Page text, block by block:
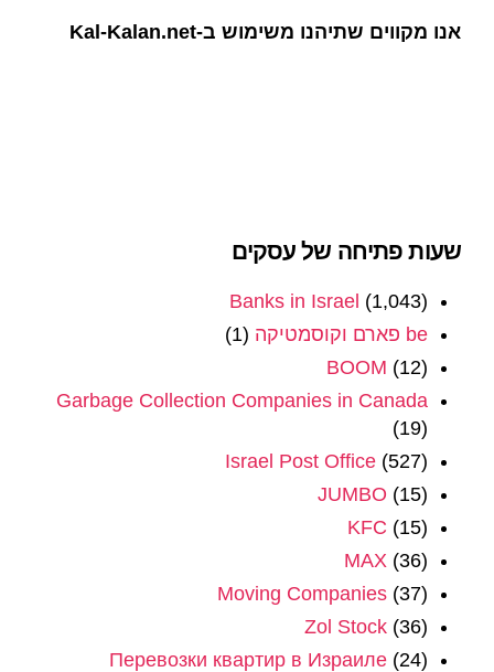
אנו מקווים שתיהנו משימוש ב-Kal-Kalan.net
שעות פתיחה של עסקים
Banks in Israel (1,043)
be פארם וקוסמטיקה
(1)
BOOM (12)
Garbage Collection Companies in Canada
(19)
Israel Post Office (527)
JUMBO (15)
KFC (15)
MAX (36)
Moving Companies (37)
Zol Stock (36)
Перевозки квартир в Израиле (24)